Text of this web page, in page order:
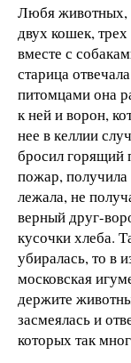
Любя животных,
двух кошек,
вместе с
старица
питомцами она
к ней и ворон,
нее в келлии
бросил горящий
пожар, получила
лежала, не
верный друг-
кусочки хлеба.
убиралась, то в
московская
держите
засмеялась и
которых так